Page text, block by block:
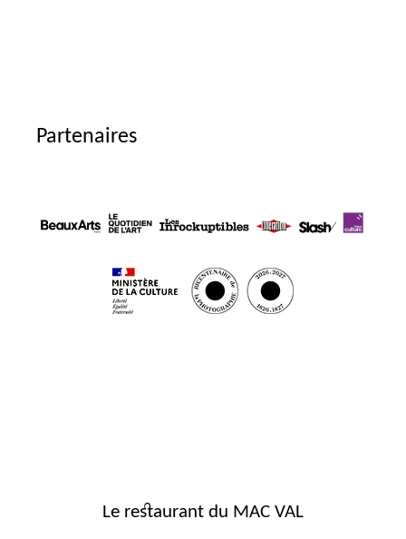
Partenaires
Le restaurant du MAC VAL